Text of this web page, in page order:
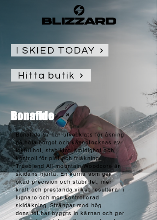
I SKIED TODAY
Hitta butik
Bonafide
Bonafide 97 har utvecklats för åkning
på hela berget och kännetecknas av
lekfullhet, stabilitet, smidighet och
kontroll för pist och friåkning.
Trueblend All-mountain Woodcore är
skidans hjärta. En kärna som ger
ökad precision och stabilitet, mer
kraft och prestanda vilket resulterar i
lugnare och mer kontrollerad
skidåkning. Strängar med hög
densitet har byggts in kärnan och ger